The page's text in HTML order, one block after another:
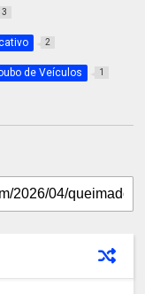
3
2
de Veículos 1